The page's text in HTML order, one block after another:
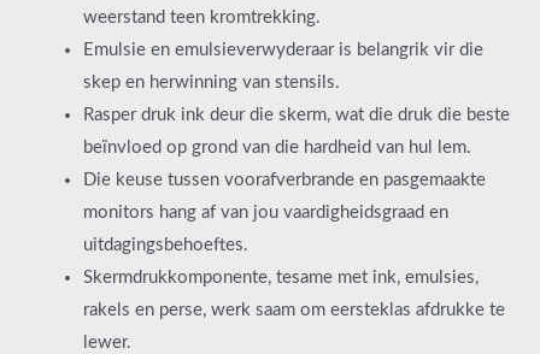
weerstand teen kromtrekking.
Emulsie en emulsieverwyderaar is belangrik vir die
skep en herwinning van stensils.
Rasper druk ink deur die skerm, wat die druk die beste
beïnvloed op grond van die hardheid van hul lem.
Die keuse tussen voorafverbrande en pasgemaakte
monitors hang af van jou vaardigheidsgraad en
uitdagingsbehoeftes.
Skermdrukkomponente, tesame met ink, emulsies,
rakels en perse, werk saam om eersteklas afdrukke te
lewer.